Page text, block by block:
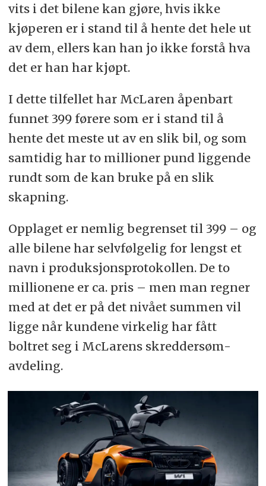
vits i det bilene kan gjøre, hvis ikke
kjøperen er i stand til å hente det hele ut
av dem, ellers kan han jo ikke forstå hva
det er han har kjøpt.
I dette tilfellet har McLaren åpenbart
funnet 399 førere som er i stand til å
hente det meste ut av en slik bil, og som
samtidig har to millioner pund liggende
rundt som de kan bruke på en slik
skapning.
Opplaget er nemlig begrenset til 399 – og
alle bilene har selvfølgelig for lengst et
navn i produksjonsprotokollen. De to
millionene er ca. pris – men man regner
med at det er på det nivået summen vil
ligge når kundene virkelig har fått
boltret seg i McLarens skreddersøm-
avdeling.